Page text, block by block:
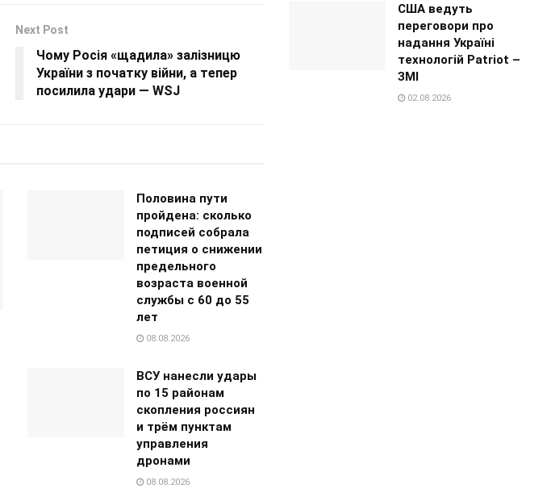
Next Post
Чому Росія «щадила» залізницю
України з початку війни, а тепер
посилила удари — WSJ
Половина пути
пройдена: сколько
подписей собрала
петиция о снижении
предельного
возраста военной
службы с 60 до 55
лет
08.08.2026
ВСУ нанесли удары
по 15 районам
скопления россиян
и трём пунктам
управления
дронами
08.08.2026
США ведуть
переговори про
надання Україні
технологій Patriot –
ЗМІ
02.08.2026